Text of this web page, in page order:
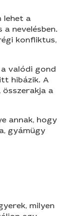
lehet a
nevelésben.
konfliktus,
valódi gond
hibázik. A
összerakja a
annak, hogy
gyámügy
milyen